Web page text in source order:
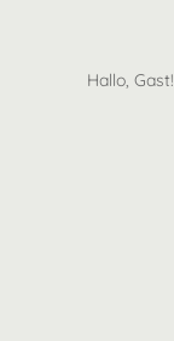
Hallo, Gast!